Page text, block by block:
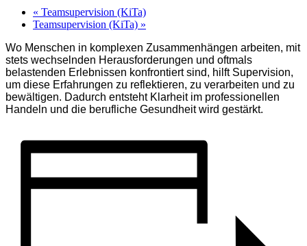
« Teamsupervision (KiTa)
Teamsupervision (KiTa) »
Wo Menschen in komplexen Zusammenhängen arbeiten, mit
stets wechselnden Herausforderungen und oftmals
belastenden Erlebnissen konfrontiert sind, hilft Supervision,
um diese Erfahrungen zu reflektieren, zu verarbeiten und zu
bewältigen. Dadurch entsteht Klarheit im professionellen
Handeln und die berufliche Gesundheit wird gestärkt.